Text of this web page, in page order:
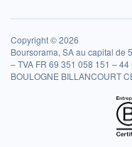
Copyright © 2026
Boursorama, SA au capital de
– TVA FR 69 351 058 151 –
BOULOGNE BILLANCOURT